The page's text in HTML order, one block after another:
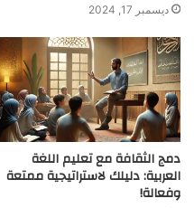
اقرأ أيضًا:
موسوعة الأخطاء الشائعة
فيديو | كلمات عربية
كيف تدعو في المطر وأشهر
ديسمبر 17, 2024
دمج الثقافة مع تعليم اللغة
العربية: دليلك لاستراتيجية ممتعة
وفعالة!